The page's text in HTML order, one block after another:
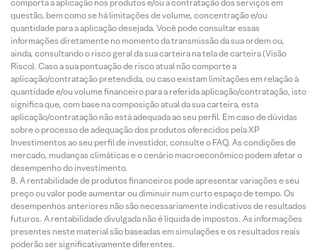
comporta a aplicação nos produtos e/ou a contratação dos serviços em
questão, bem como se há limitações de volume, concentração e/ou
quantidade para a aplicação desejada. Você pode consultar essas
informações diretamente no momento da transmissão da sua ordem ou,
ainda, consultando o risco geral da sua carteira na tela de carteira (Visão
Risco). Caso a sua pontuação de risco atual não comporte a
aplicação/contratação pretendida, ou caso existam limitações em relação à
quantidade e/ou volume financeiro para a referida aplicação/contratação, isto
significa que, com base na composição atual da sua carteira, esta
aplicação/contratação não está adequada ao seu perfil. Em caso de dúvidas
sobre o processo de adequação dos produtos oferecidos pela XP
Investimentos ao seu perfil de investidor, consulte o FAQ. As condições de
mercado, mudanças climáticas e o cenário macroeconômico podem afetar o
desempenho do investimento.
A rentabilidade de produtos financeiros pode apresentar variações e seu
preço ou valor pode aumentar ou diminuir num curto espaço de tempo. Os
desempenhos anteriores não são necessariamente indicativos de resultados
futuros. A rentabilidade divulgada não é líquida de impostos. As informações
presentes neste material são baseadas em simulações e os resultados reais
poderão ser significativamente diferentes.